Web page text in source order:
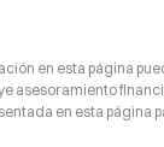
en esta página
asesoramiento
en esta página